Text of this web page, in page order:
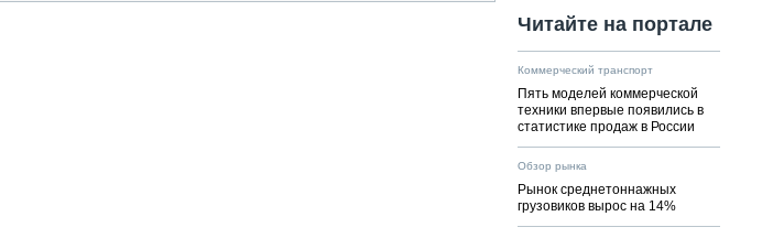
Читайте на портале
Коммерческий транспорт
Пять моделей коммерческой
техники впервые появились в
статистике продаж в России
Обзор рынка
Рынок среднетоннажных
грузовиков вырос на 14%